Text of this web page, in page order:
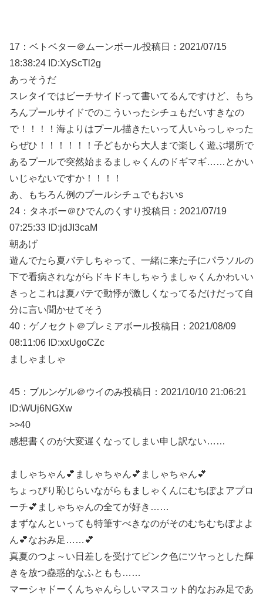
17： ベトベター＠ムーンボール投稿日：2021/07/15
18:38:24 ID:XyScTl2g
あっそうだ
スレタイではビーチサイドって書いてるんですけど、もち
ろんプールサイドでのこういったシチュもだいすきなの
で！！！！海よりはプール描きたいって人いらっしゃった
らぜひ！！！！！！子どもから大人まで楽しく遊ぶ場所で
あるプールで突然始まるましゃくんのドギマギ……とかい
いじゃないですか！！！！
あ、もちろん例のプールシチュでもおいs
24： タネボー＠ひでんのくすり 投稿日：2021/07/19
07:25:33 ID:jdJI3caM
朝あげ
遊んでたら夏バテしちゃって、一緒に来た子にパラソルの
下で看病されながらドキドキしちゃうましゃくんかわいい
きっとこれは夏バテで動悸が激しくなってるだけだって自
分に言い聞かせてそう
40： ゲノセクト＠プレミアボール投稿日：2021/08/09
08:11:06 ID:xxUgoCZc
ましゃましゃ
45： ブルンゲル＠ウイのみ投稿日：2021/10/10 21:06:21
ID:WUj6NGXw
>>40
感想書くのが大変遅くなってしまい申し訳ない……
ましゃちゃん💕ましゃちゃん💕ましゃちゃん💕
ちょっぴり恥じらいながらもましゃくんにむちぽよアプロ
ーチ💕ましゃちゃんの全てが好き……
まずなんといっても特筆すべきなのがそのむちむちぽよよ
ん💕なおみ足……💕
真夏のつよ～い日差しを受けてピンク色にツヤっとした輝
きを放つ蠱惑的なふともも……
マーシャドーくんちゃんらしいマスコット的なおみ足であ